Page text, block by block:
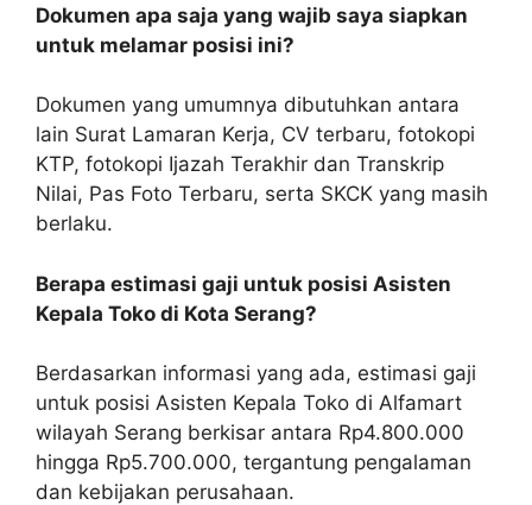
Dokumen apa saja yang wajib saya siapkan
untuk melamar posisi ini?
Dokumen yang umumnya dibutuhkan antara
lain Surat Lamaran Kerja, CV terbaru, fotokopi
KTP, fotokopi Ijazah Terakhir dan Transkrip
Nilai, Pas Foto Terbaru, serta SKCK yang masih
berlaku.
Berapa estimasi gaji untuk posisi Asisten
Kepala Toko di Kota Serang?
Berdasarkan informasi yang ada, estimasi gaji
untuk posisi Asisten Kepala Toko di Alfamart
wilayah Serang berkisar antara Rp4.800.000
hingga Rp5.700.000, tergantung pengalaman
dan kebijakan perusahaan.